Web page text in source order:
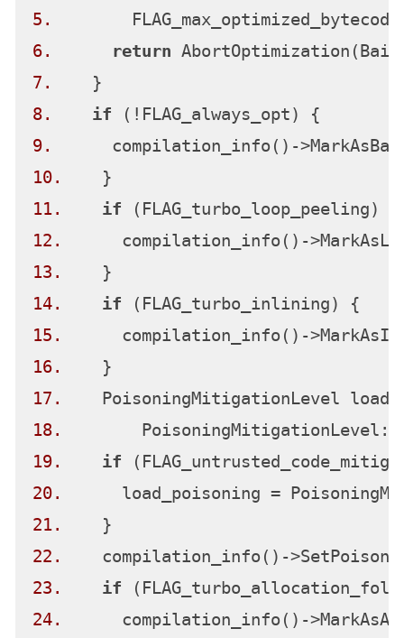
5.
6.
return
7.
8.
if
9.
10.
11.
if
12.
13.
14.
if
15.
16.
17.
18.
19.
if
20.
21.
22.
23.
if
24.